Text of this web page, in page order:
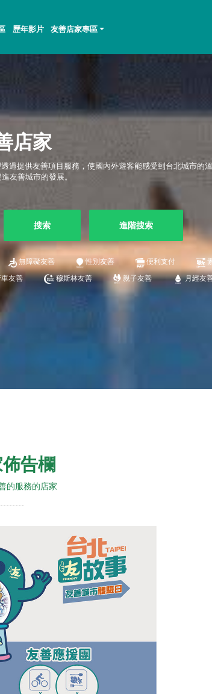
歷年影片 友善店家專區
店家
過提供友善項目服務，使國內外遊客能感受到台北城市的
友善城市的發展。
搜索 進階搜索
無障礙友善 性別友善 便利支付
友善 穆斯林友善 親子友善 月經友
告欄
的服務的店家